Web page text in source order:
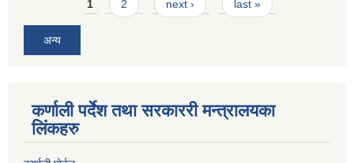
1 2 next › last »
अन्य
कर्णाली पर्देश तथा सरकाररी मन्त्रालयका
लिंकहरु